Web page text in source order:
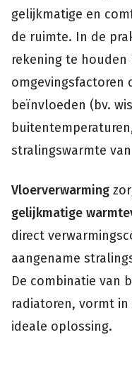
gelijkmatige en
de ruimte. In de
rekening te houden
omgevingsfactoren
beïnvloeden (bv.
stralingswarmte
Vloerverwarming
gelijkmatige
direct
aangename
De combinatie van
radiatoren, vormt
ideale oplossing.